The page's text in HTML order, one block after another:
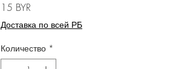
15 BYR
Доставка по всей РБ
Количество *